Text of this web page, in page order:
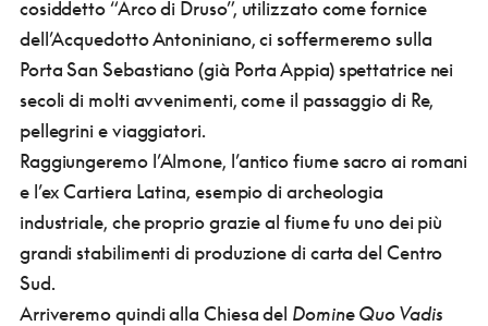
cosiddetto “Arco di Druso”, utilizzato come fornice
dell’Acquedotto Antoniniano, ci soffermeremo sulla
Porta San Sebastiano (già Porta Appia) spettatrice nei
secoli di molti avvenimenti, come il passaggio di Re,
pellegrini e viaggiatori.
Raggiungeremo l’Almone, l’antico fiume sacro ai romani
e l’ex Cartiera Latina, esempio di archeologia
industriale, che proprio grazie al fiume fu uno dei più
grandi stabilimenti di produzione di carta del Centro
Sud.
Arriveremo quindi alla Chiesa del Domine Quo Vadis